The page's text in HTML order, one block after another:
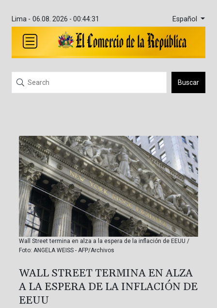
Lima - 06.08. 2026 - 00:44:31 Español
Buscar
Wall Street termina en alza a la espera de la inflación de EEUU /
Foto: ANGELA WEISS - AFP/Archivos
WALL STREET TERMINA EN ALZA
A LA ESPERA DE LA INFLACIÓN DE
EEUU